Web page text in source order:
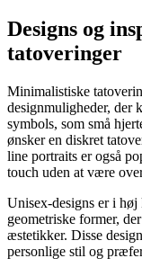
Designs og
tatoveringer
Minimalistiske
designmuligheder, der
symbols, som små
ønsker en diskret
line portraits er også
touch uden at være
Unisex-designs er i
geometriske former,
æstetikker. Disse
personlige stil og